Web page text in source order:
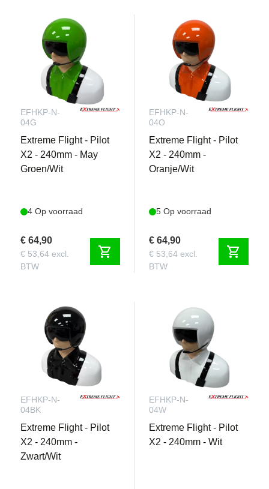
EFHKP-N-
04G
Extreme Flight - Pilot
X2 - 240mm - May
Groen/Wit
4 Op voorraad
€ 64,90
€ 53,64 excl.
BTW
shopping_cart
EFHKP-N-
04O
Extreme Flight - Pilot
X2 - 240mm -
Oranje/Wit
5 Op voorraad
€ 64,90
€ 53,64 excl.
BTW
shopping_cart
EFHKP-N-
04BK
Extreme Flight - Pilot
X2 - 240mm -
Zwart/Wit
EFHKP-N-
04W
Extreme Flight - Pilot
X2 - 240mm - Wit